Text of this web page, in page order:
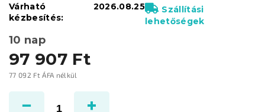
97 907 Ft
77 092 Ft ÁFA nélkül
10 nap
Várható
kézbesítés:
2026.08.25
Szállítási
lehetőségek